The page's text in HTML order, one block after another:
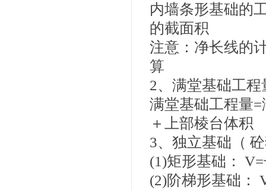
内墙条形基础的
的截面积
注意：净长线的
算
2、满堂基础工
满堂基础工程量
＋上部棱台体积
3、独立基础（
(1)矩形基础：
(2)阶梯形基础：